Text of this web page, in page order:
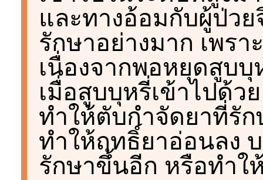
และทางอ้อมกับผู้ป่วย
รักษาอย่างมาก เพร
เนื่องจากพอหยุดสูบบุ
เมื่อสูบบุหรี่เข้าไปด้
ทำให้ตับกำจัดยาที่รัก
ทำให้ฤทธิ์ยาอ่อนลง
รักษาขึ้นอีก หรือทำใ